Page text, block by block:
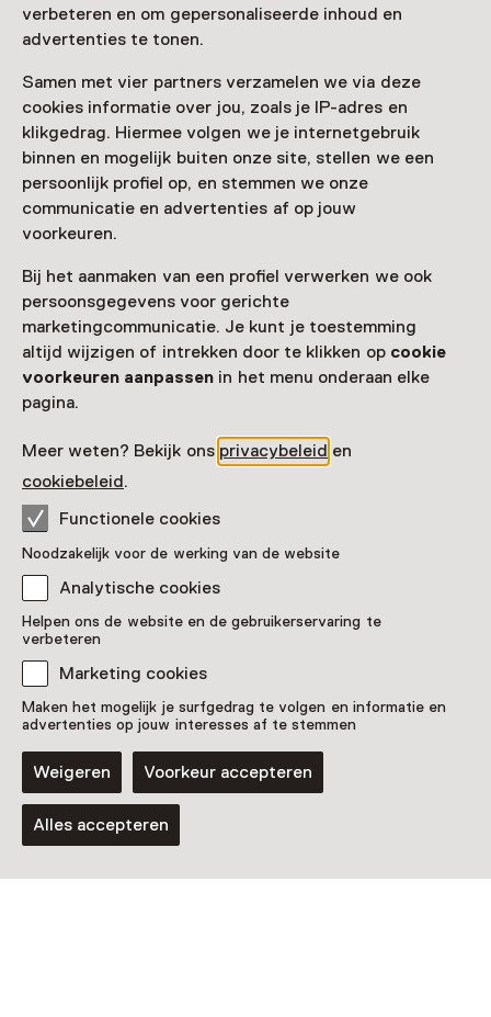
verbeteren en om gepersonaliseerde inhoud en
advertenties te tonen.
Samen met vier partners verzamelen we via deze
cookies informatie over jou, zoals je IP-adres en
klikgedrag. Hiermee volgen we je internetgebruik
binnen en mogelijk buiten onze site, stellen we een
persoonlijk profiel op, en stemmen we onze
communicatie en advertenties af op jouw
voorkeuren.
Bij het aanmaken van een profiel verwerken we ook
persoonsgegevens voor gerichte
marketingcommunicatie. Je kunt je toestemming
altijd wijzigen of intrekken door te klikken op cookie
voorkeuren aanpassen in het menu onderaan elke
pagina.
Meer weten? Bekijk ons privacybeleid en
cookiebeleid.
Functionele cookies
Noodzakelijk voor de werking van de website
Analytische cookies
Helpen ons de website en de gebruikerservaring te
verbeteren
Marketing cookies
Maken het mogelijk je surfgedrag te volgen en informatie en
advertenties op jouw interesses af te stemmen
Weigeren Voorkeur accepteren
Alles accepteren
Datum
Toon beschikbaarheid
Locatie
ABC Architectuurcentrum Haarlem
Groot Heiligland 47
2011 EP Haarlem
023 - 53 40 584
Vandaag open van 12:00 tot 17:00 uur
Meer openingstijden
Zien & doen in ABC
Architectuurcentrum
Haarlem